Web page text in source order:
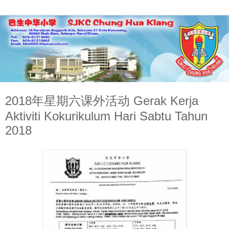
2018年星期六课外活动 Gerak Kerja
Aktiviti Kokurikulum Hari Sabtu Tahun
2018